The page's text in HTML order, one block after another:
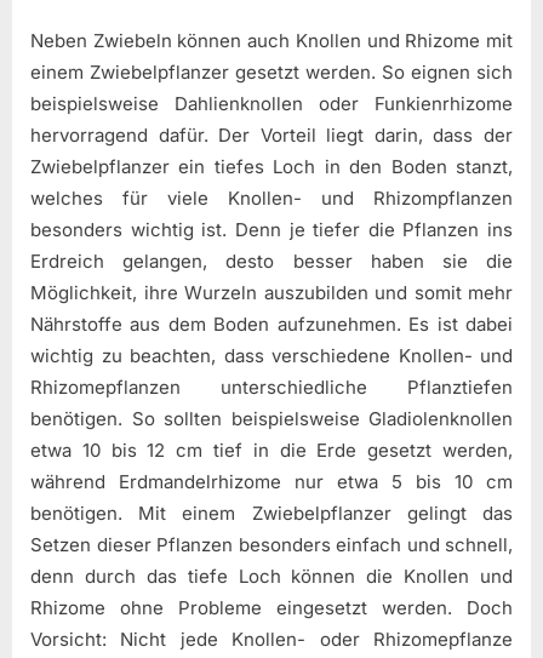
Neben Zwiebeln können auch Knollen und Rhizome mit
einem Zwiebelpflanzer gesetzt werden. So eignen sich
beispielsweise Dahlienknollen oder Funkienrhizome
hervorragend dafür. Der Vorteil liegt darin, dass der
Zwiebelpflanzer ein tiefes Loch in den Boden stanzt,
welches für viele Knollen- und Rhizompflanzen
besonders wichtig ist. Denn je tiefer die Pflanzen ins
Erdreich gelangen, desto besser haben sie die
Möglichkeit, ihre Wurzeln auszubilden und somit mehr
Nährstoffe aus dem Boden aufzunehmen. Es ist dabei
wichtig zu beachten, dass verschiedene Knollen- und
Rhizomepflanzen unterschiedliche Pflanztiefen
benötigen. So sollten beispielsweise Gladiolenknollen
etwa 10 bis 12 cm tief in die Erde gesetzt werden,
während Erdmandelrhizome nur etwa 5 bis 10 cm
benötigen. Mit einem Zwiebelpflanzer gelingt das
Setzen dieser Pflanzen besonders einfach und schnell,
denn durch das tiefe Loch können die Knollen und
Rhizome ohne Probleme eingesetzt werden. Doch
Vorsicht: Nicht jede Knollen- oder Rhizomepflanze